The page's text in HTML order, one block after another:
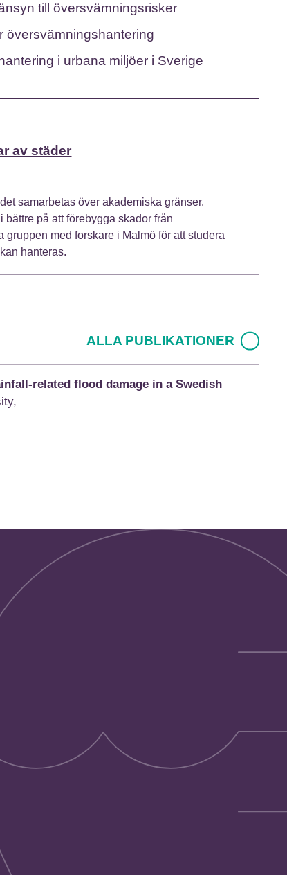
till översvämningsrisker
översvämningshantering
i urbana miljöer i Sverige
av städer
samarbetas över akademiska gränser.
på att förebygga skador från
med forskare i Malmö för att studera
hanteras.
ALLA PUBLIKATIONER
related flood damage in a Swedish